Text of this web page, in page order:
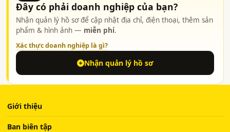
Đây có phải doanh nghiệp của bạn?
Nhận quản lý hồ sơ để cập nhật địa chỉ, điện thoại, thêm sản
phẩm & hình ảnh — miễn phí.
Xác thực doanh nghiệp là gì?
Nhận quản lý hồ sơ
Giới thiệu
Ban biên tập